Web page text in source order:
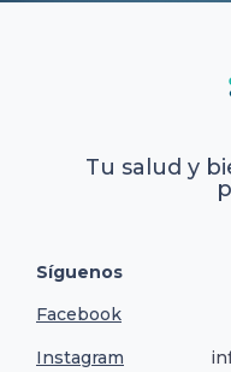
Tu salud y
Síguenos
Facebook
Instagram